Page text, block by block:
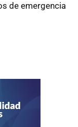
de emergencia